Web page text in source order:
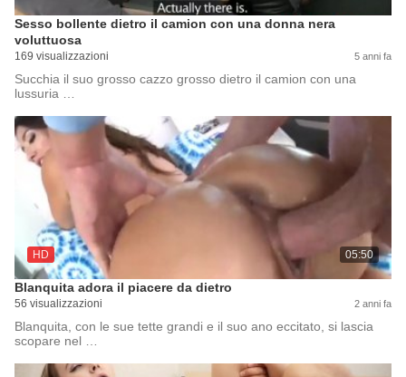
Sesso bollente dietro il camion con una donna nera
voluttuosa
169 visualizzazioni 5 anni fa
Succhia il suo grosso cazzo grosso dietro il camion con una
lussuria …
HD 05:50
Blanquita adora il piacere da dietro
56 visualizzazioni 2 anni fa
Blanquita, con le sue tette grandi e il suo ano eccitato, si lascia
scopare nel …